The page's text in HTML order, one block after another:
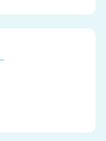
神奈川県 全域